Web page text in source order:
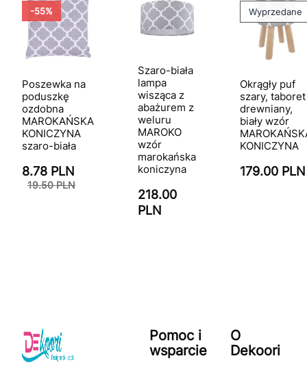
-55%
Poszewka na
poduszkę
ozdobna
MAROKAŃSKA
KONICZYNA
szaro-biała
8.78 PLN
19.50 PLN
Szaro-biała
lampa
wisząca z
abażurem z
weluru
MAROKO
wzór
marokańska
koniczyna
218.00
PLN
Wyprzedane
Okrągły puf
szary, taboret
drewniany,
biały wzór
KONICZYNA
179.00 PLN
Pomoc i
wsparcie
O
Dekoori